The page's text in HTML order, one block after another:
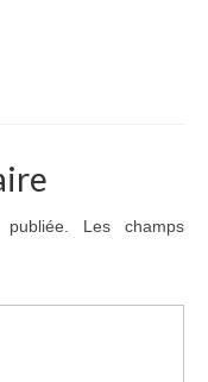
Les champs